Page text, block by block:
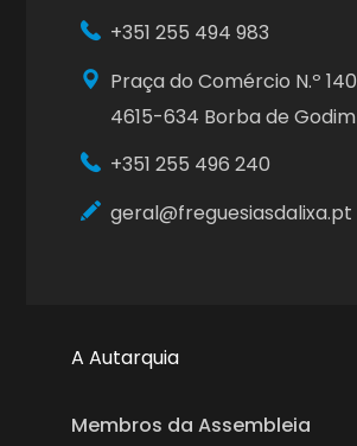
+351255 494 983
Praça do Comércio N.º 140
4615-634 Borba de Godim
+351255 496 240
geral@freguesiasdalixa.pt
A Autarquia
Membros da Assembleia